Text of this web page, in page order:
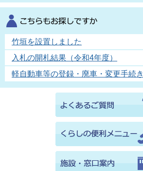
竹垣を設置しました
入札の開札結果（令和4年度）
軽自動車等の登録・廃車・変更手続き